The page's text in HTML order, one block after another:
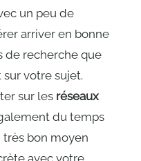
un peu de
arriver en bonne
de recherche que
votre sujet.
sur les réseaux
du temps
bon moyen
avec votre